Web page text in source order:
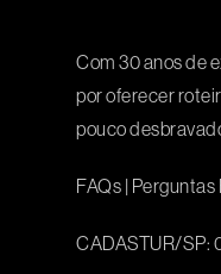
Com 30 anos de
por oferecer
pouco
FAQs | Perguntas
CADASTUR/SP: